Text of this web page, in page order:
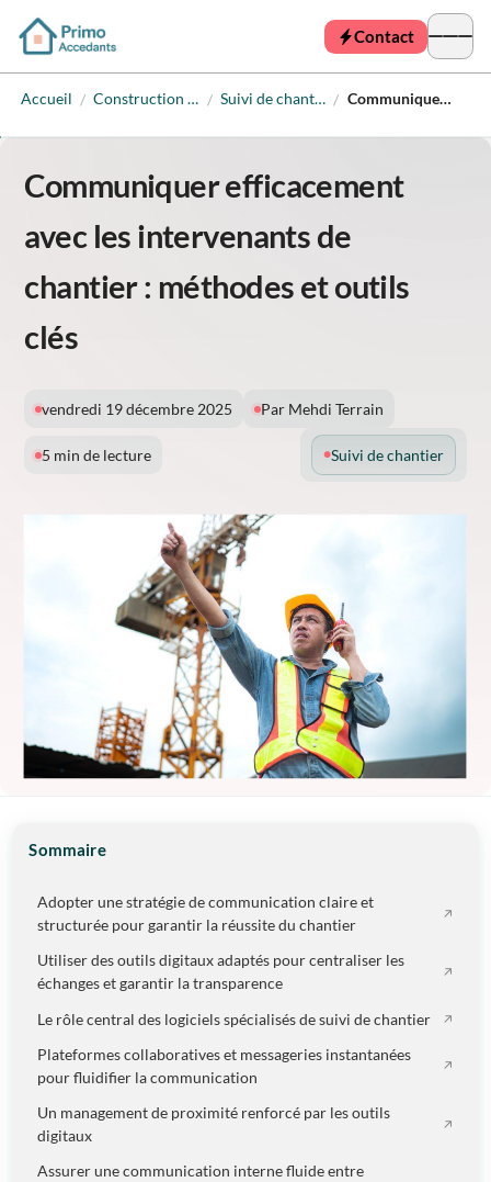
Contact
Accueil / Construction neuve / Suivi de chantier / Communiquer efficacement avec les intervenants de chantier : méthodes et outils clés
Communiquer efficacement
avec les intervenants de
chantier : méthodes et outils
clés
vendredi 19 décembre 2025 Par Mehdi Terrain
5 min de lecture Suivi de chantier
Sommaire
Adopter une stratégie de communication claire et
structurée pour garantir la réussite du chantier
Utiliser des outils digitaux adaptés pour centraliser les
échanges et garantir la transparence
Le rôle central des logiciels spécialisés de suivi de chantier
Plateformes collaboratives et messageries instantanées
pour fluidifier la communication
Un management de proximité renforcé par les outils
digitaux
Assurer une communication interne fluide entre